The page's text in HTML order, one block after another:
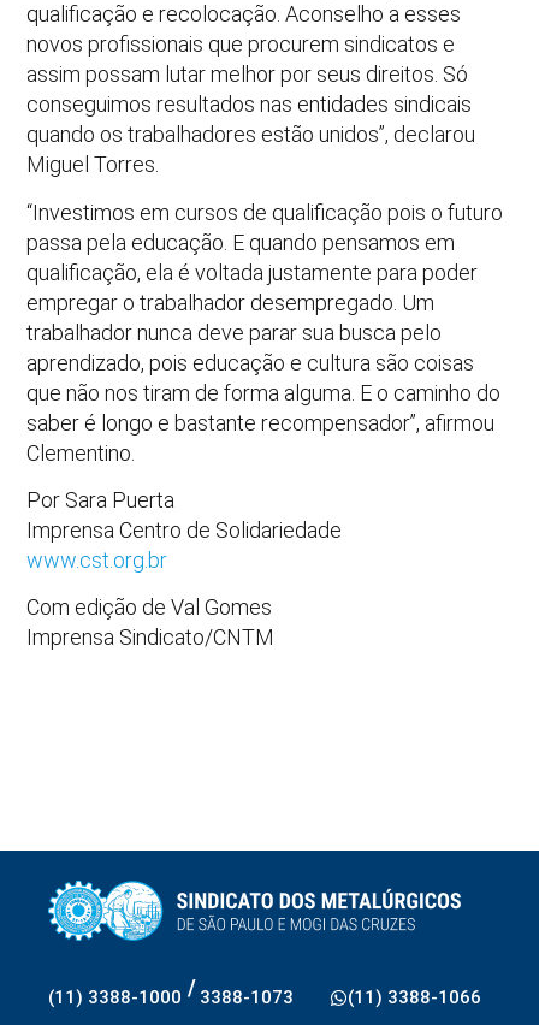
qualificação e recolocação. Aconselho a esses
novos profissionais que procurem sindicatos e
assim possam lutar melhor por seus direitos. Só
conseguimos resultados nas entidades sindicais
quando os trabalhadores estão unidos”, declarou
Miguel Torres.
“Investimos em cursos de qualificação pois o futuro
passa pela educação. E quando pensamos em
qualificação, ela é voltada justamente para poder
empregar o trabalhador desempregado. Um
trabalhador nunca deve parar sua busca pelo
aprendizado, pois educação e cultura são coisas
que não nos tiram de forma alguma. E o caminho do
saber é longo e bastante recompensador”, afirmou
Clementino.
Por Sara Puerta
Imprensa Centro de Solidariedade
www.cst.org.br
Com edição de Val Gomes
Imprensa Sindicato/CNTM
(11) 3388-1000 / 3388-1073 (11) 3388-1066